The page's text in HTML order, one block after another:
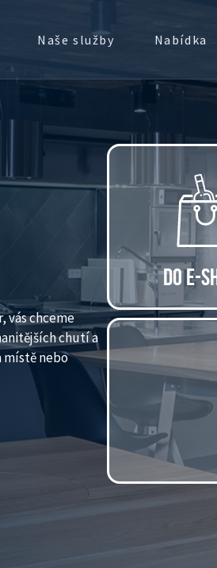
Naše služby Nabídka
vás chceme
chutí a
místě nebo
DO E-